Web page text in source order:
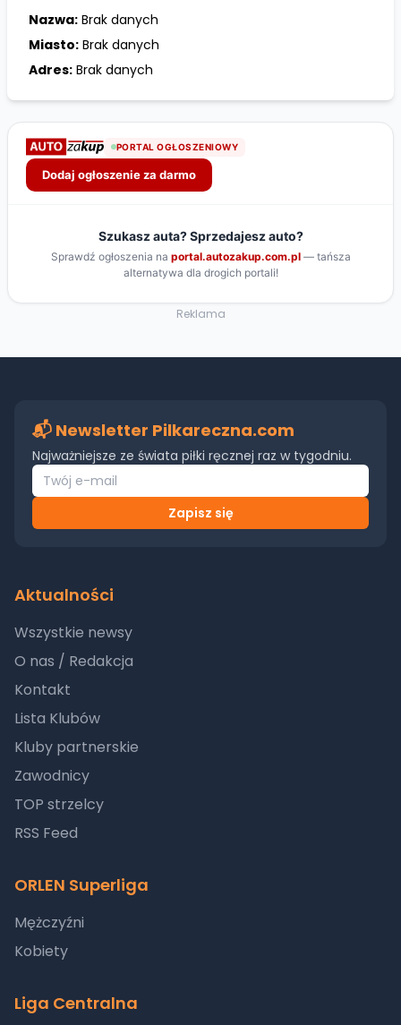
Nazwa: Brak danych
Miasto: Brak danych
Adres: Brak danych
Reklama
📬 Newsletter Pilkareczna.com
Najważniejsze ze świata piłki ręcznej raz w tygodniu.
Zapisz się
Aktualności
Wszystkie newsy
O nas / Redakcja
Kontakt
Lista Klubów
Kluby partnerskie
Zawodnicy
TOP strzelcy
RSS Feed
ORLEN Superliga
Mężczyźni
Kobiety
Liga Centralna